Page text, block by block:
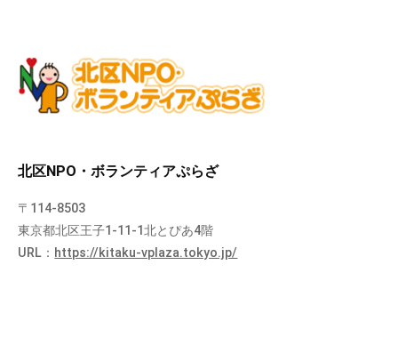
北区NPO・ボランティアぷらざ
〒114-8503
東京都北区王子1-11-1北とぴあ4階
URL： https://kitaku-vplaza.tokyo.jp/